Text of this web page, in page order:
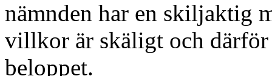
nämnden har en skiljaktig
villkor är skäligt och därför
beloppet.